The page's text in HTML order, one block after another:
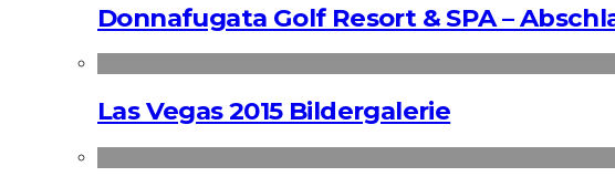
Donnafugata Golf Resort & SPA –
Las Vegas 2015 Bildergalerie